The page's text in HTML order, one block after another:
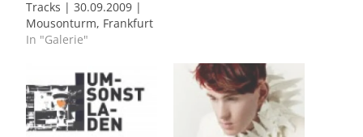
Tracks | 30.09.2009 |
Mousonturm, Frankfurt
In "Galerie"